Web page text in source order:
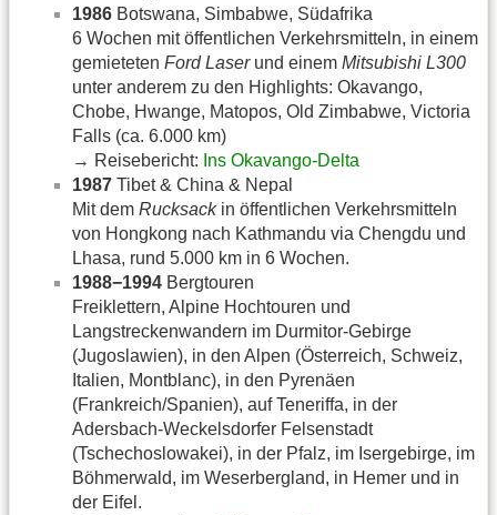
1986 Botswana, Simbabwe, Südafrika
6 Wochen mit öffentlichen Verkehrsmitteln, in einem
gemieteten Ford Laserund einem Mitsubishi L300
unter anderem zu den Highlights: Okavango,
Chobe, Hwange, Matopos, Old Zimbabwe, Victoria
Falls (ca. 6.000 km)
→ Reisebericht: Ins Okavango-Delta
1987 Tibet & China & Nepal
Mit dem Rucksackin öffentlichen Verkehrsmitteln
von Hongkong nach Kathmandu via Chengdu und
Lhasa, rund 5.000 km in 6 Wochen.
1988−1994 Bergtouren
Freiklettern, Alpine Hochtouren und
Langstreckenwandern im Durmitor-Gebirge
(Jugoslawien), in den Alpen (Österreich, Schweiz,
Italien, Montblanc), in den Pyrenäen
(Frankreich/Spanien), auf Teneriffa, in der
Adersbach-Weckelsdorfer Felsenstadt
(Tschechoslowakei), in der Pfalz, im Isergebirge, im
Böhmerwald, im Weserbergland, in Hemer und in
der Eifel.